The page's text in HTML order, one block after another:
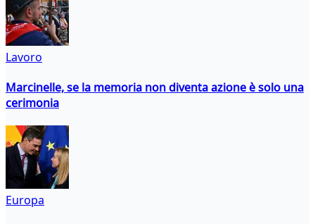
Lavoro
Marcinelle, se la memoria non diventa azione è solo una
cerimonia
Europa